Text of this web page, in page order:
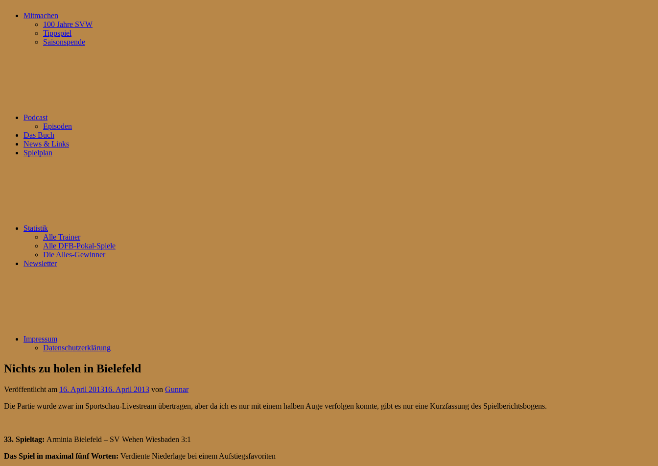
Mitmachen
100 Jahre SVW
Tippspiel
Saisonspende
Podcast
Episoden
Das Buch
News & Links
Spielplan
Statistik
Alle Trainer
Alle DFB-Pokal-Spiele
Die Alles-Gewinner
Newsletter
Impressum
Datenschutzerklärung
Nichts zu holen in Bielefeld
Veröffentlicht am 16. April 201316. April 2013 von Gunnar
Die Partie wurde zwar im Sportschau-Livestream übertragen, aber da ich es nur mit einem halben Auge verfolgen konnte, gibt es nur eine Kurzfassung des Spielberichtsbogens.
33. Spieltag: Arminia Bielefeld – SV Wehen Wiesbaden 3:1
Das Spiel in maximal fünf Worten: Verdiente Niederlage bei einem Aufstiegsfavoriten